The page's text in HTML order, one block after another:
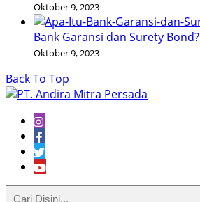
Oktober 9, 2023
Bank Garansi dan Surety Bond?
Oktober 9, 2023
Back To Top